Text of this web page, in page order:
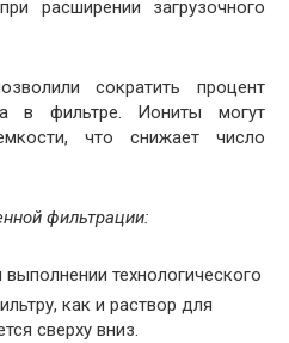
расширении загрузочного
сократить процент
в фильтре. Иониты могут
что снижает число
фильтрации:
технологического
как и раствор для
сверху вниз.